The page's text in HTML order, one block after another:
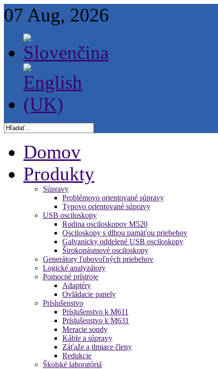
07 Aug, 2026
Domov
Produkty
Súpravy
Problémovo orientované súpravy
Typovo orientované súpravy
USB osciloskopy
Rodina osciloskopov M520
Osciloskopy s dlhou pamäťou priebehov
Galvanicky oddelené USB osciloskopy
Širokopásmové osciloskopy
Generátory ľubovoľných priebehov
Logické analyzátory
Pomocné prístroje
Adaptéry
Ovládacie panely
Príslušenstvo
Príslušenstvo k M611
Príslušenstvo k M631
Meracie sondy
Káble a súpravy
Záťaže a tlmiace členy
Redukcie
Školské laboratóriá